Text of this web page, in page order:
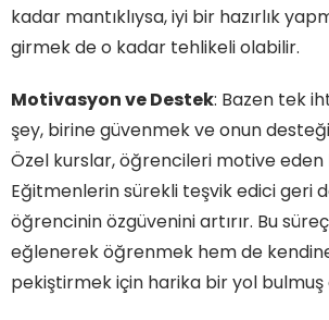
kadar mantıklıysa, iyi bir hazırlık
girmek de o kadar tehlikeli olabilir.
Motivasyon ve Destek: Bazen tek
şey, birine güvenmek ve onun
Özel kurslar, öğrencileri motive
Eğitmenlerin sürekli teşvik edici geri
öğrencinin özgüvenini artırır. Bu
eğlenerek öğrenmek hem de
pekiştirmek için harika bir yol bulmuş